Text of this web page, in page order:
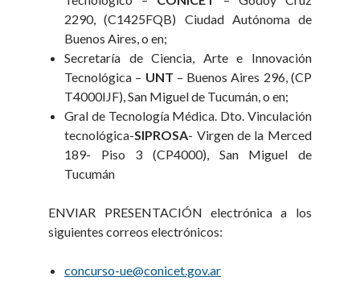
2290, (C1425FQB) Ciudad Autónoma de
Buenos Aires, o en;
Secretaría de Ciencia, Arte e Innovación
Tecnológica – UNT – Buenos Aires 296, (CP
T4000IJF), San Miguel de Tucumán, o en;
Gral de Tecnología Médica. Dto. Vinculación
tecnológica-SIPROSA- Virgen de la Merced
189- Piso 3 (CP4000), San Miguel de
Tucumán
ENVIAR PRESENTACIÓN electrónica a los
siguientes correos electrónicos:
concurso-ue@conicet.gov.ar